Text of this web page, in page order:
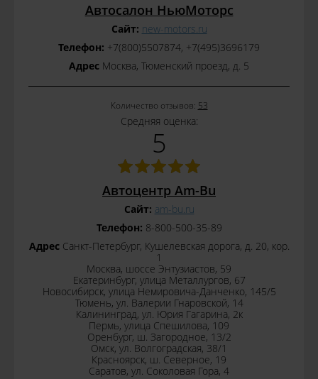
Автосалон НьюМоторс
Сайт: new-motors.ru
Телефон: +7(800)5507874, +7(495)3696179
Адрес Москва, Тюменский проезд, д. 5
Количество отзывов: 53
Средняя оценка:
5
Автоцентр Am-Bu
Сайт: am-bu.ru
Телефон: 8-800-500-35-89
АдресСанкт-Петербург, Кушелевская дорога, д. 20, кор.
1
Москва, шоссе Энтузиастов, 59
Екатеринбург, улица Металлургов, 67
Новосибирск, улица Немировича-Данченко, 145/5
Тюмень, ул. Валерии Гнаровской, 14
Калининград, ул. Юрия Гагарина, 2к
Пермь, улица Спешилова, 109
Оренбург, ш. Загородное, 13/2
Омск, ул. Волгоградская, 38/1
Красноярск, ш. Северное, 19
Саратов, ул. Соколовая Гора, 4